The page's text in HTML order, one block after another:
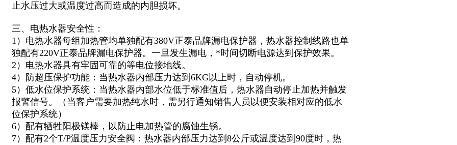
止水压过大或温度过高而造成的内胆损坏。
三、电热水器安全性：
1）电热水器每组加热管均单独配有380V正泰品牌漏电保护器，热水器控制线路也单
独配有220V正泰品牌漏电保护器。一旦发生漏电，*时间切断电源达到保护效果。
2）电热水器具有牢固可靠的等电位接地线。
4）防超压保护功能：当热水器内部压力达到6KG以上时，自动停机。
5）低水位保护系统：当热水器内部水位低于标准值后，热水器自动停止加热并触发
报警信号。（当客户需要加热纯水时，需另行通知销售人员以便安装相对应的低水
位保护系统）
6）配有牺牲阳极镁棒，以防止电加热管的腐蚀生锈。
7）配有2个T/P温度压力安全阀：热水器内部压力达到8公斤或温度达到90度时，热